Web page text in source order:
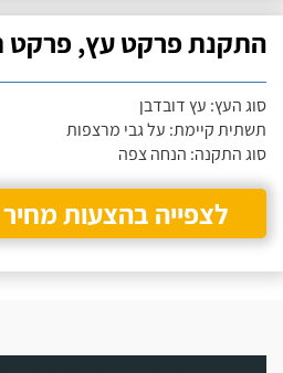
התקנת פרקט עץ, פרקט
סוג העץ: עץ דובדבן
תשתית קיימת: על גבי מרצפות
סוג התקנה: הנחה צפה
לצפייה בהצעות מחיר